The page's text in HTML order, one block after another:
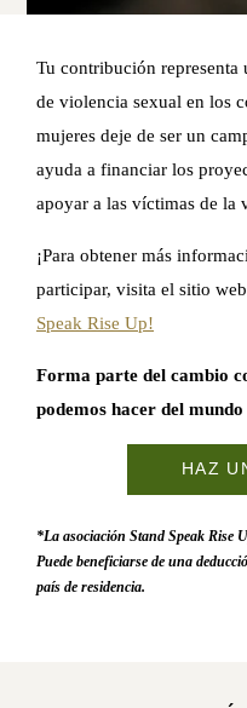
Tu contribución representa
de violencia sexual en los
mujeres deje de ser un
ayuda a financiar los
apoyar a las víctimas de la
¡Para obtener más
participar, visita el sitio
Speak Rise Up!
Forma parte del cambio
podemos hacer del
HAZ
*La asociación Stand Speak Rise
Puede beneficiarse de una
país de residencia.